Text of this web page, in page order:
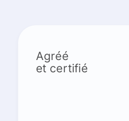
Agréé
et certifié